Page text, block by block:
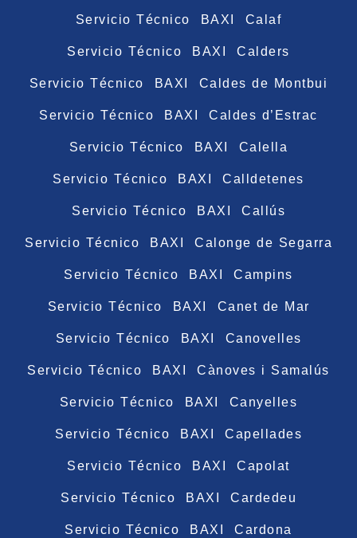
Servicio Técnico BAXI Calaf
Servicio Técnico BAXI Calders
Servicio Técnico BAXI Caldes de Montbui
Servicio Técnico BAXI Caldes d’Estrac
Servicio Técnico BAXI Calella
Servicio Técnico BAXI Calldetenes
Servicio Técnico BAXI Callús
Servicio Técnico BAXI Calonge de Segarra
Servicio Técnico BAXI Campins
Servicio Técnico BAXI Canet de Mar
Servicio Técnico BAXI Canovelles
Servicio Técnico BAXI Cànoves i Samalús
Servicio Técnico BAXI Canyelles
Servicio Técnico BAXI Capellades
Servicio Técnico BAXI Capolat
Servicio Técnico BAXI Cardedeu
Servicio Técnico BAXI Cardona